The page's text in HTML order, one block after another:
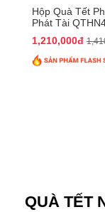
Hộp Quà Tết
Phát Tài
1,210,000đ
QUÀ TẾT